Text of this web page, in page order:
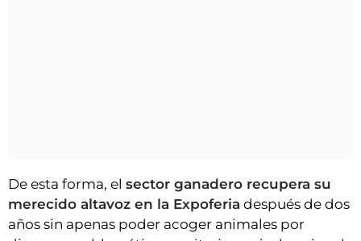
De esta forma, el sector ganadero recupera su
merecido altavoz en la Expoferia después de dos
años sin apenas poder acoger animales por